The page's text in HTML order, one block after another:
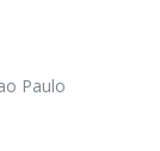
Paulo